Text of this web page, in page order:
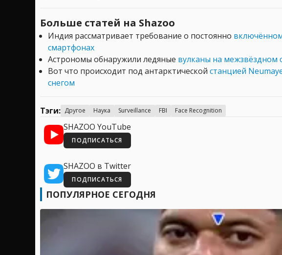
Больше статей на Shazoo
Индия рассматривает требование о постоянно
смартфонах
Астрономы обнаружили ледяные вулканы на межзвёздном
Вот что происходит под антарктической станцией
снегом
Тэги: Другое Наука Surveillance FBI Face Recognition
SHAZOO YouTube
ПОДПИСАТЬСЯ
SHAZOO в Twitter
ПОДПИСАТЬСЯ
ПОПУЛЯРНОЕ СЕГОДНЯ